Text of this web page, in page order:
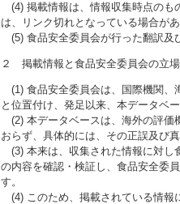
(4) 掲載情報は、情報収集時点のも
は、リンク切れとなっている場合があ
(5) 食品安全委員会が行った翻訳及
２ 掲載情報と食品安全委員会の立
(1) 食品安全委員会は、国際機関、
と位置付け、発足以来、本データベ
(2) 本データベースは、海外の評価
おらず、具体的には、その正誤及び
(3) 本来は、収集された情報に対し
の内容を確認・検証し、食品安全委
す。
(4) このため、掲載されている情報